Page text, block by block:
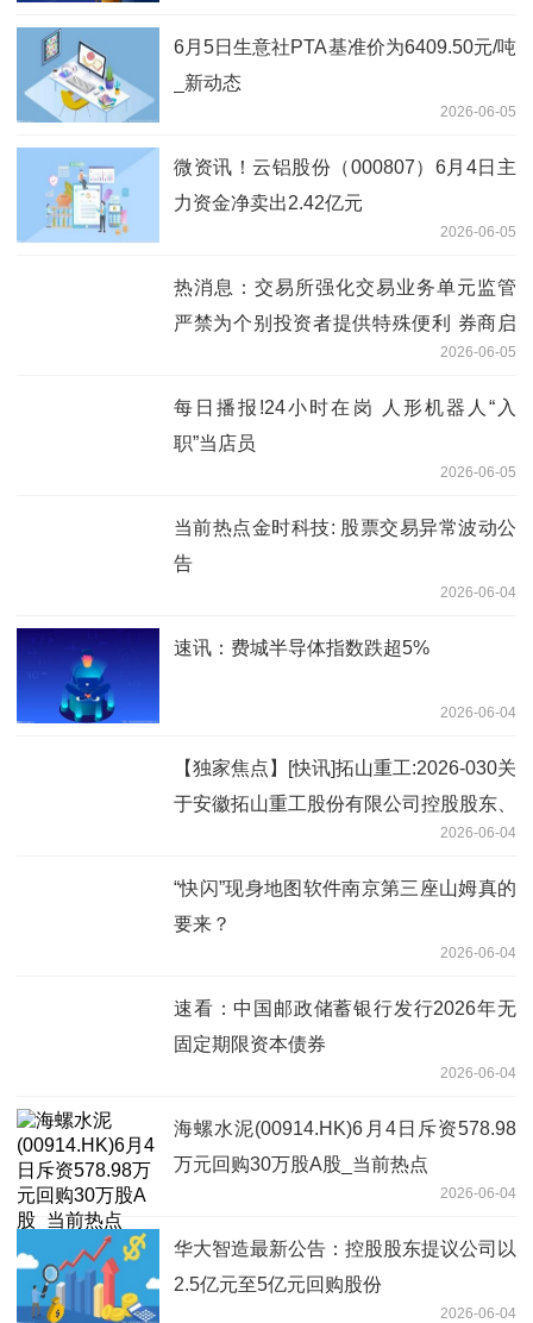
6月5日生意社PTA基准价为6409.50元/吨
_新动态
2026-06-05
微资讯！云铝股份（000807）6月4日主
力资金净卖出2.42亿元
2026-06-05
热消息：交易所强化交易业务单元监管
严禁为个别投资者提供特殊便利 券商启
2026-06-05
每日播报!24小时在岗 人形机器人“入
职”当店员
2026-06-05
当前热点金时科技: 股票交易异常波动公
告
2026-06-04
速讯：费城半导体指数跌超5%
2026-06-04
【独家焦点】[快讯]拓山重工:2026-030关
于安徽拓山重工股份有限公司控股股东、
实际控制人及一致行动人计划减持股份的
预披露
2026-06-04
“快闪”现身地图软件南京第三座山姆真的
要来？
2026-06-04
速看：中国邮政储蓄银行发行2026年无
固定期限资本债券
2026-06-04
海螺水泥(00914.HK)6月4日斥资578.98
万元回购30万股A股_当前热点
2026-06-04
华大智造最新公告：控股股东提议公司以
2.5亿元至5亿元回购股份
2026-06-04